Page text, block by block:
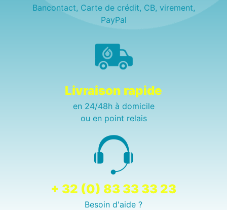
Bancontact, Carte de crédit, CB, virement,
PayPal
Livraison rapide
en 24/48h à domicile
ou en point relais
+ 32 (0) 83 33 33 23
Besoin d'aide ?